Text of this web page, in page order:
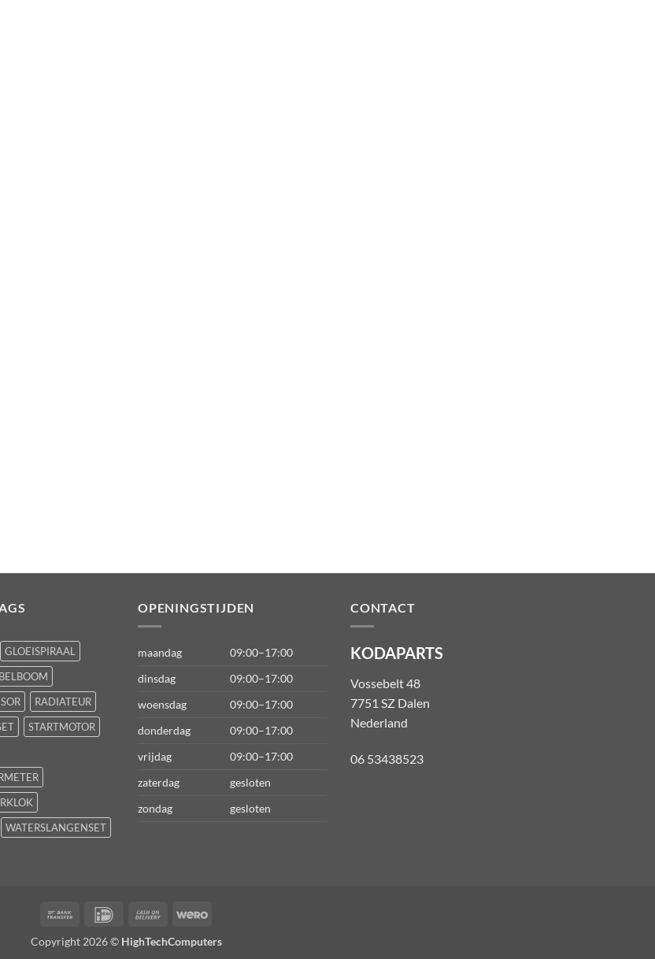
GLOEISPIRAAL
RADIATEUR
STARTMOTOR
WATERSLANGENSET
OPENINGSTIJDEN
maandag
09:00–17:00
dinsdag
09:00–17:00
woensdag
09:00–17:00
donderdag
09:00–17:00
vrijdag
09:00–17:00
zaterdag
gesloten
zondag
gesloten
CONTACT
KODAPARTS
Vossebelt 48
7751 SZ Dalen
Nederland
06 53438523
Bank
IDeal
Cash
Delivery
Wero
Copyright 2026 © HighTechComputers